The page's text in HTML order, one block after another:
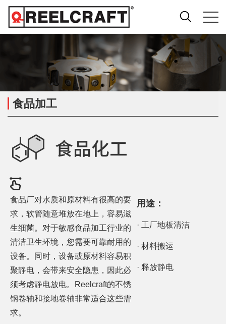
食品加工
食品厂对水质和原材料有很高的要
求，软管随意堆放在地上，容易滋
生细菌。对于敏感食品加工行业的
清洁卫生环境，您需要可靠耐用的
设备。同时，设备或原材料容易积
聚静电，会带来安全隐患，因此必
须考虑静电放电。Reelcraft的不锈
钢卷轴和接地卷轴非常适合这些需
求。
用途：
· 工厂地板清洁
· 材料搬运
· 释放静电